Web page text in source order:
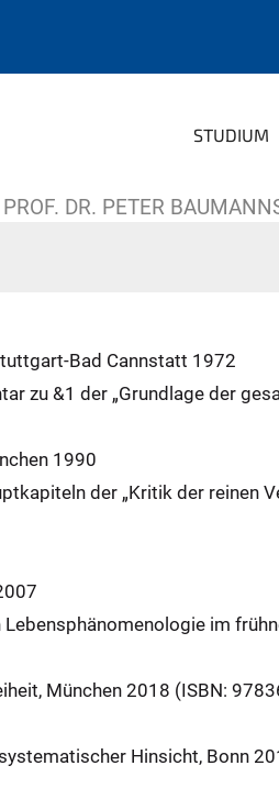
STUDIUM
PROF. DR. PETER
Bad Cannstatt 1972
zu &1 der „Grundlage der
1990
der „Kritik der reinen
im
München 2018 (ISBN:
Hinsicht, Bonn